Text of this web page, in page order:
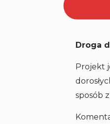
Droga
Projekt
sposób